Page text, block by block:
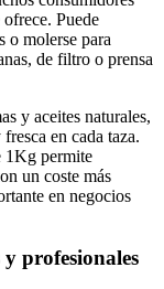
Puede
o molerse para
de filtro o prensa
y aceites naturales,
en cada taza.
1Kg permite
un coste más
en negocios
profesionales